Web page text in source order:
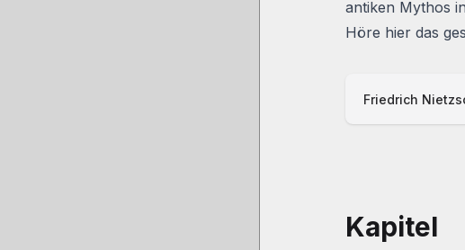
antiken Mythos
Höre hier das
Friedrich
Kapitel